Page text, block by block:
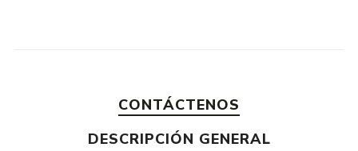
CONTÁCTENOS
DESCRIPCIÓN GENERAL